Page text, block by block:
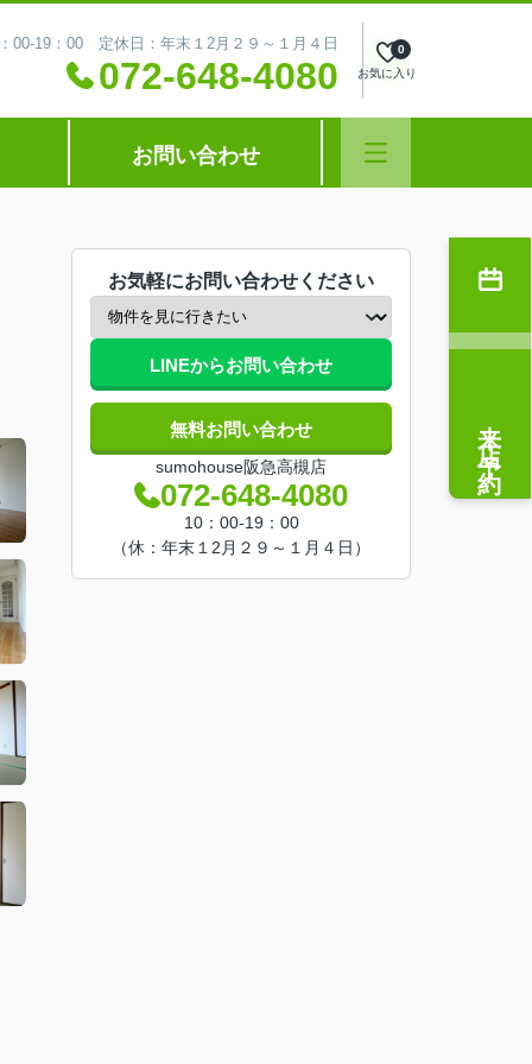
00-19：00 定休日：年末１2月２９～１月４日
072-648-4080 お気に入り
0
お問い合わせ
お気軽にお問い合わせください
LINEからお問い合わせ
無料お問い合わせ
sumohouse阪急高槻店
072-648-4080
10：00-19：00
（休：年末１2月２９～１月４日）
来店予約